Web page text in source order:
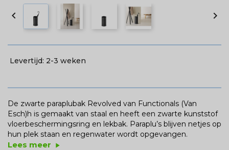
 
Levertijd: 2-3 weken
De zwarte paraplubak Revolved van Functionals (Van
Esch)h is gemaakt van staal en heeft een zwarte kunststof
vloerbeschermingsring en lekbak. Paraplu’s blijven netjes op
hun plek staan en regenwater wordt opgevangen.
Lees meer play_arrow